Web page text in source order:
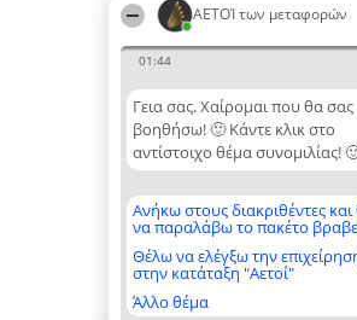
ΑΕΤΟΊ των μεταφορών
01:44
Γεια σας. Χαίρομαι που θα σας
βοηθήσω! 🙂 Κάντε κλικ στο
αντίστοιχο θέμα συνομιλίας!
Ανήκω στους διακριθέντες
να παραλάβω το πακέτο
Θέλω να ελέγξω την
στην κατάταξη "Αετοί"
Άλλο θέμα